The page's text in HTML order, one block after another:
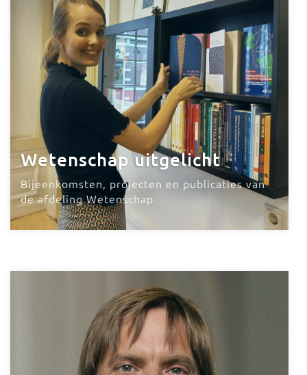
Wetenschap uitgelicht
Bijeenkomsten, projecten en publicaties van
de afdeling Wetenschap